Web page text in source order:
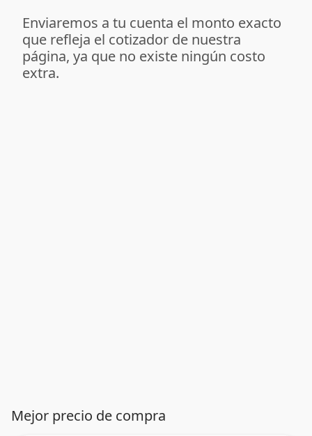
Enviaremos a tu cuenta el monto exacto
que refleja el cotizador de nuestra
página, ya que no existe ningún costo
extra.
Mejor precio de compra